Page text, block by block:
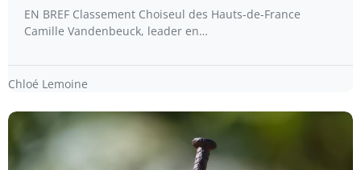
EN BREF Classement Choiseul des Hauts-de-France
Camille Vandenbeuck, leader en…
Chloé Lemoine